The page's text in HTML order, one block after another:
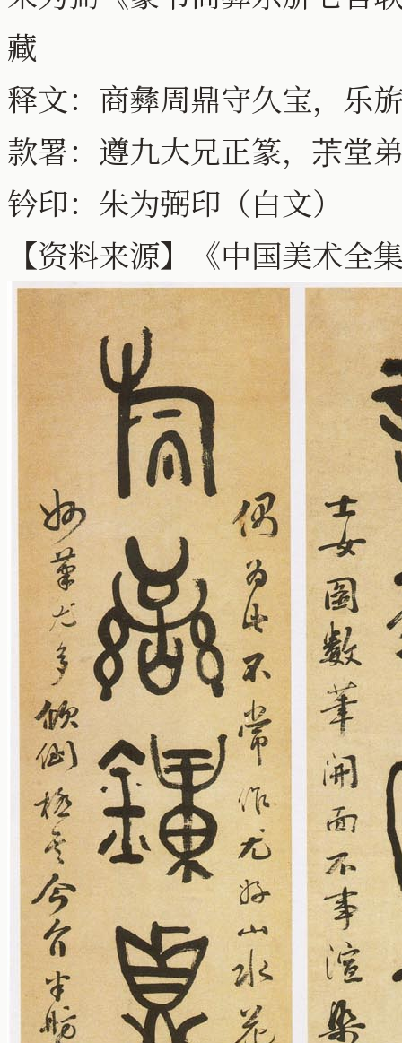
藏
释文：商彝周鼎守久宝，乐
款署：遵九大兄正篆，茮堂
钤印：朱为弼印（白文）
【资料来源】《中国美术全